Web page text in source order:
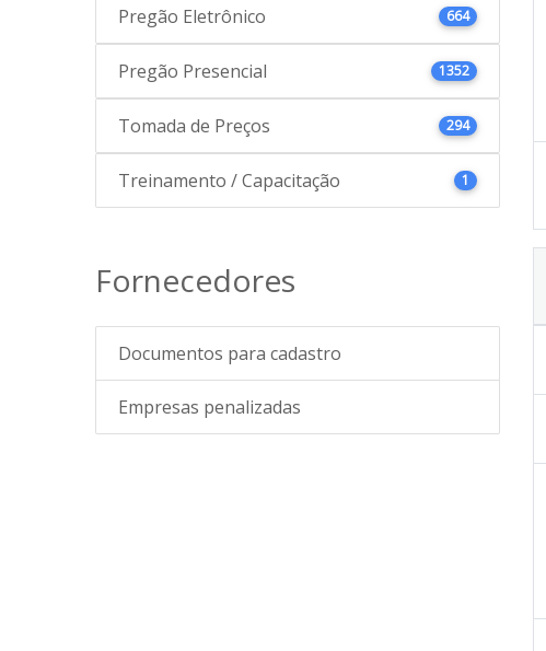
Pregão Eletrônico 664
Pregão Presencial 1352
Tomada de Preços 294
Treinamento / Capacitação 1
Fornecedores
Documentos para cadastro
Empresas penalizadas